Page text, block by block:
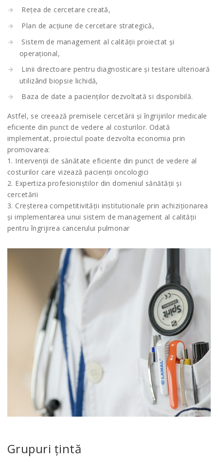
Rețea de cercetare creată,
Plan de acțiune de cercetare strategică,
Sistem de management al calității proiectat și
operațional,
Linii directoare pentru diagnosticare și testare ulterioară
utilizând biopsie lichidă,
Baza de date a pacienților dezvoltată si disponibilă.
Astfel, se creează premisele cercetării și îngrijirilor medicale
eficiente din punct de vedere al costurilor. Odată
implementat, proiectul poate dezvolta economia prin
promovarea:
1. Intervenții de sănătate eficiente din punct de vedere al
costurilor care vizează pacienții oncologici
2. Expertiza profesioniștilor din domeniul sănătății și
cercetării
3. Creșterea competitivității institutionale prin achiziționarea
și implementarea unui sistem de management al calității
pentru îngrijirea cancerului pulmonar
Grupuri țintă